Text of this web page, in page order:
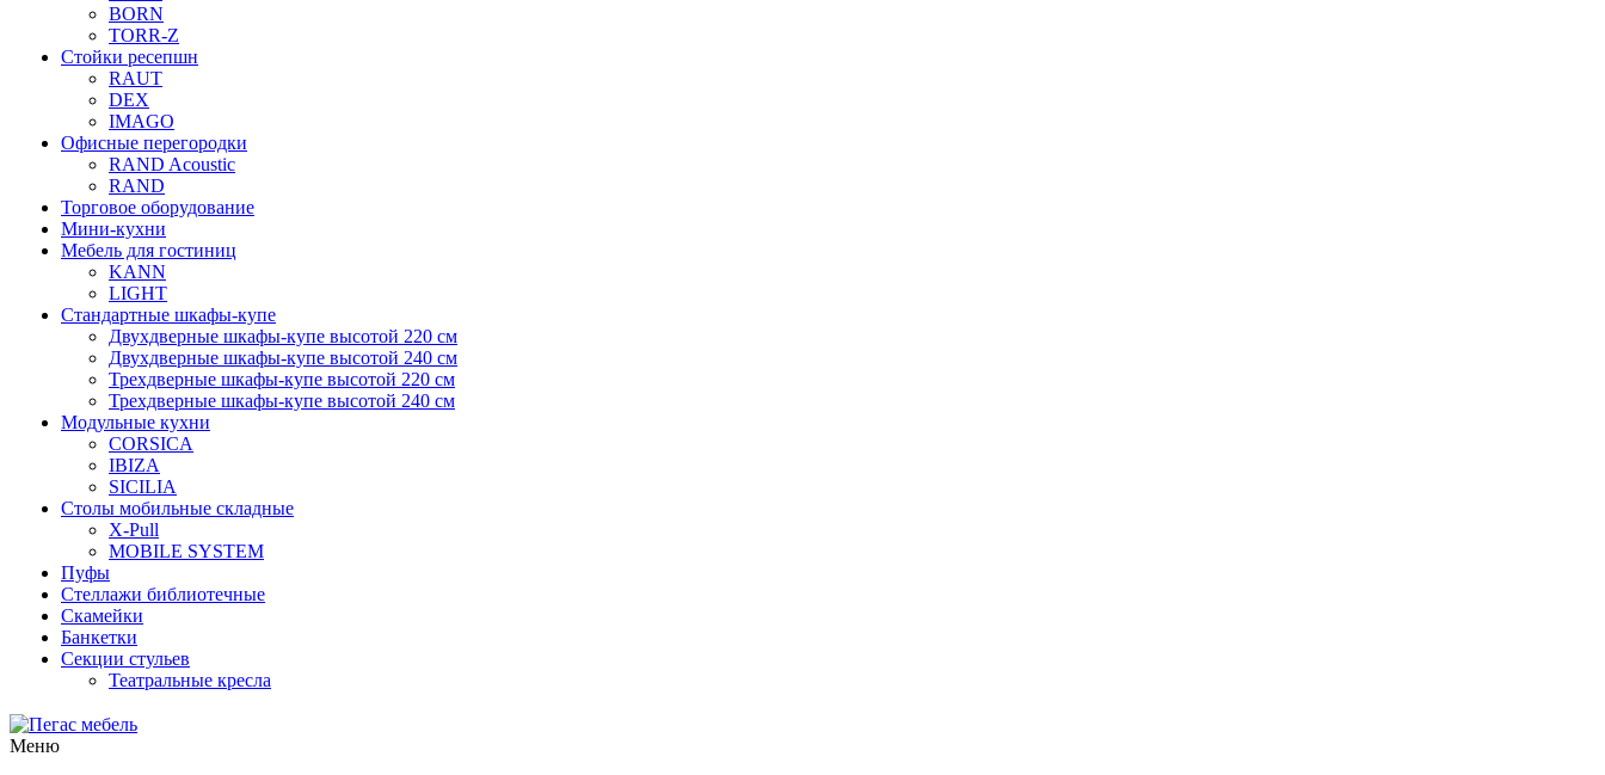
BORN
TORR-Z
Стойки ресепшн
RAUT
DEX
IMAGO
Офисные перегородки
RAND Acoustic
RAND
Торговое оборудование
Мини-кухни
Мебель для гостиниц
KANN
LIGHT
Стандартные шкафы-купе
Двухдверные шкафы-купе высотой 220 см
Двухдверные шкафы-купе высотой 240 см
Трехдверные шкафы-купе высотой 220 см
Трехдверные шкафы-купе высотой 240 см
Модульные кухни
CORSICA
IBIZA
SICILIA
Столы мобильные складные
X-Pull
MOBILE SYSTEM
Пуфы
Стеллажи библиотечные
Скамейки
Банкетки
Секции стульев
Театральные кресла
Меню